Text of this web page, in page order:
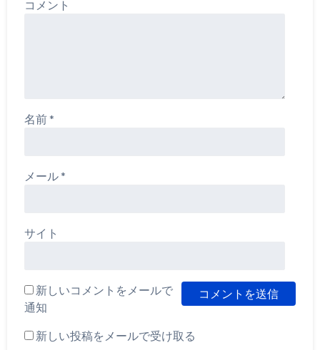
コメント
名前*
メール*
サイト
新しいコメントをメールで
通知
新しい投稿をメールで受け取る